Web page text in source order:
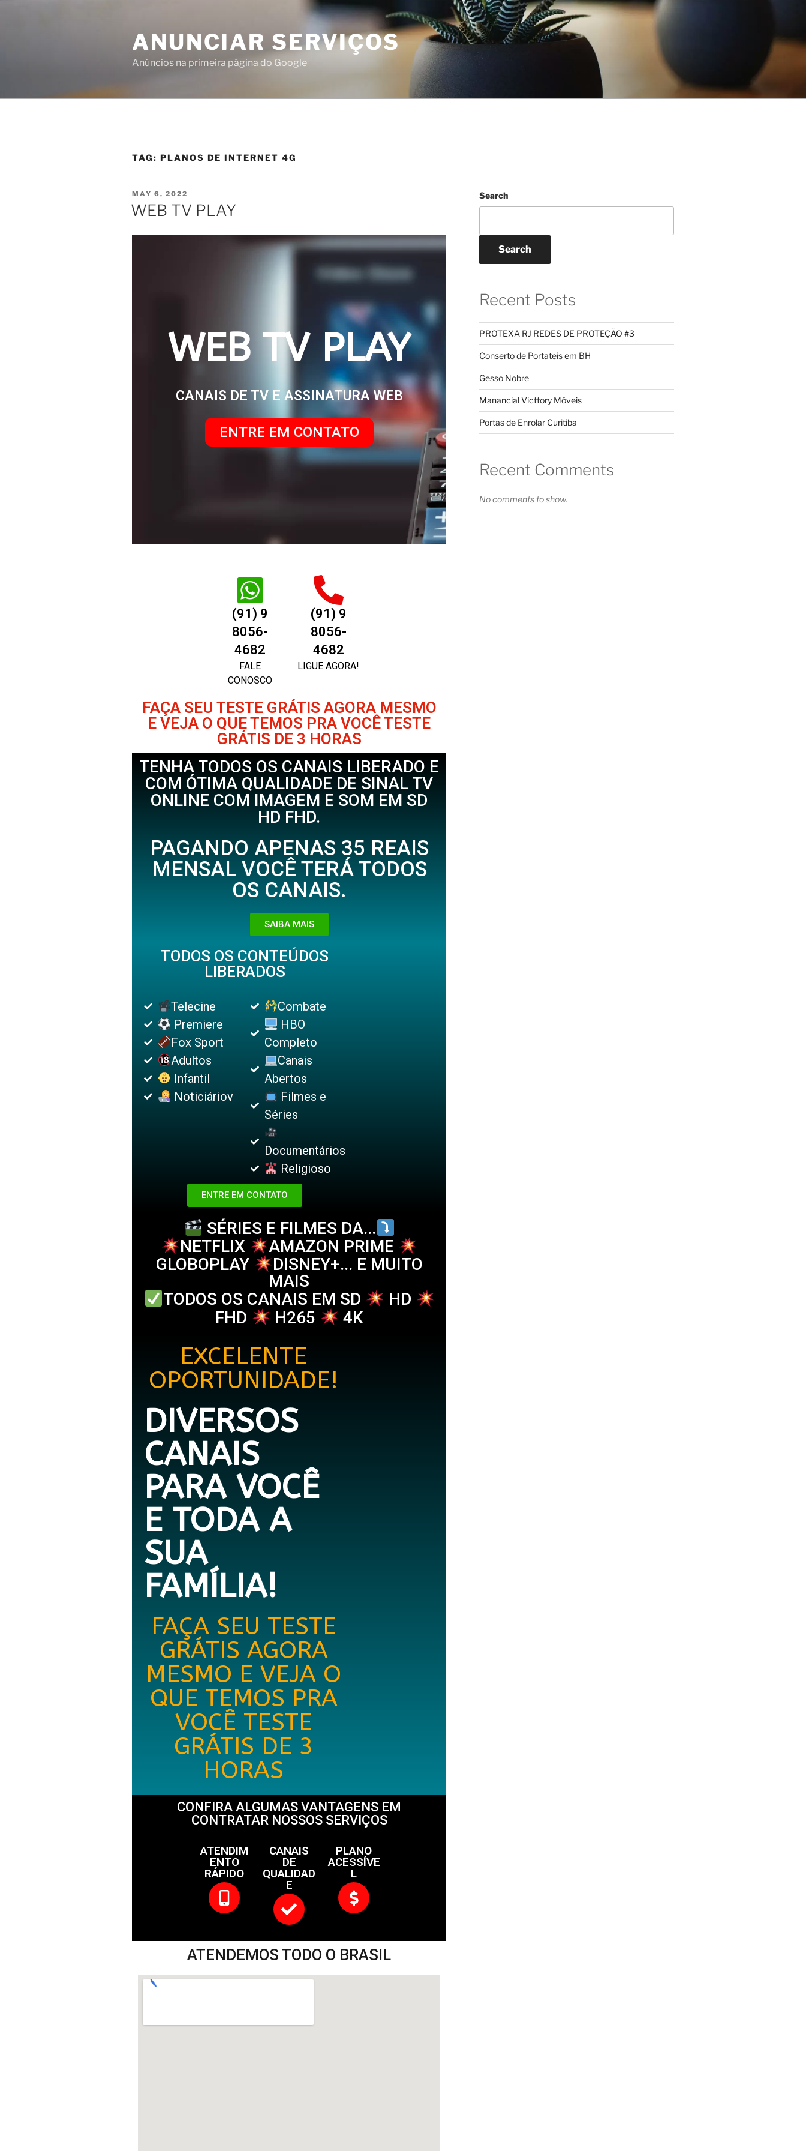
ANUNCIAR SERVIÇOS
Anúncios na primeira página do Google
TAG: PLANOS DE INTERNET 4G
MAY 6, 2022
WEB TV PLAY
WEB TV PLAY
ENTRE EM CONTATO
CANAIS DE TV E ASSINATURA WEB
(91) 9
8056-
4682
FALE
CONOSCO
(91) 9
8056-
4682
LIGUE AGORA!
FAÇA SEU TESTE GRÁTIS AGORA MESMO
E VEJA O QUE TEMOS PRA VOCÊ TESTE
GRÁTIS DE 3 HORAS
TENHA TODOS OS CANAIS LIBERADO E
COM ÓTIMA QUALIDADE DE SINAL TV
ONLINE COM IMAGEM E SOM EM SD
HD FHD.
PAGANDO APENAS 35 REAIS
MENSAL VOCÊ TERÁ TODOS
OS CANAIS.
SAIBA MAIS
TODOS OS CONTEÚDOS
LIBERADOS
Telecine
Premiere
Fox Sport
Adultos
Infantil
Noticiáriov
Combate
HBO
Completo
Canais
Abertos
Filmes e
Séries
Documentários
Religioso
ENTRE EM CONTATO
SÉRIES E FILMES DA...
NETFLIX
AMAZON PRIME
GLOBOPLAY
DISNEY+... E MUITO
MAIS
TODOS OS CANAIS EM SD
HD
FHD
H265 4K
EXCELENTE
OPORTUNIDADE!
DIVERSOS
CANAIS
PARA VOCÊ
E TODA A
SUA
FAMÍLIA!
FAÇA SEU TESTE
GRÁTIS AGORA
MESMO E VEJA O
QUE TEMOS PRA
VOCÊ TESTE
GRÁTIS DE 3
HORAS
CONFIRA ALGUMAS VANTAGENS EM
CONTRATAR NOSSOS SERVIÇOS
ATENDIM
ENTO
RÁPIDO
CANAIS
DE
QUALIDAD
E
PLANO
ACESSÍVE
L
ATENDEMOS TODO O BRASIL
Search
Search
Recent Posts
PROTEXA RJ REDES DE PROTEÇÃO #3
Conserto de Portateis em BH
Gesso Nobre
Manancial Victtory Móveis
Portas de Enrolar Curitiba
Recent Comments
No comments to show.